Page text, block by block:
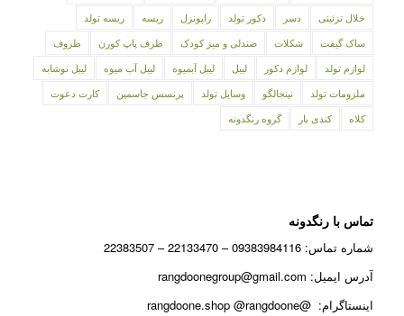
خلال تزئینی
دسر دکور تولد راپونزل ریسه
ریسه تولد
ساک گیفت
شکلات صندلی و میز کودک ظرف پاپ کورن
ظروف
لوازم تولد
لوازم دکور لیبل لیبل آبمیوه لیبل آب میوه
لیبل نوشابه
ملزومات تولد
نینجالگو وسایل تولد پرنسس جاسمین
کارت دعوت
کلاه
کندی بار گروه رنگدونه
تماس با رنگدونه
شماره تماس: 09383984116 – 22133470 – 22383507
آدرس ایمیل: rangdoonegroup@gmail.com
اینستاگرام: @rangdoone.shop @rangdoone